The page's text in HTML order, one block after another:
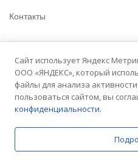
Контакты
Политика конфиденциальности
Условия использования
Сайт университета
Сайт использует Яндекс
ООО «ЯНДЕКС», который
файлы для анализа
пользоваться сайтом, вы
конфиденциальности.